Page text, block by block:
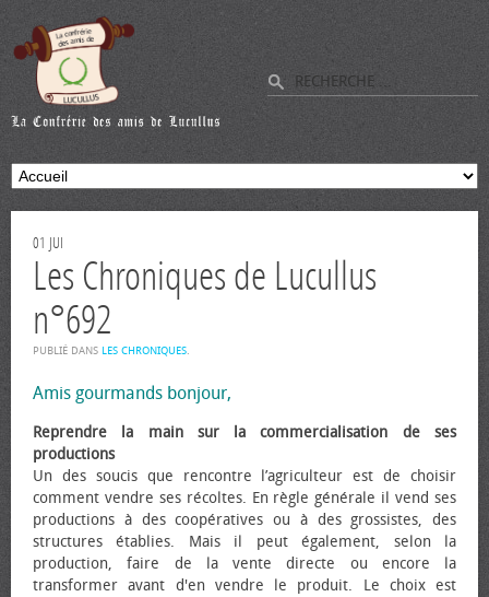
01 JUI
Les Chroniques de Lucullus
n°692
PUBLIÉ DANS LES CHRONIQUES.
Amis gourmands bonjour,
Reprendre la main sur la commercialisation de ses
productions
Un des soucis que rencontre l’agriculteur est de choisir
comment vendre ses récoltes. En règle générale il vend ses
productions à des coopératives ou à des grossistes, des
structures établies. Mais il peut également, selon la
production, faire de la vente directe ou encore la
transformer avant d'en vendre le produit. Le choix est